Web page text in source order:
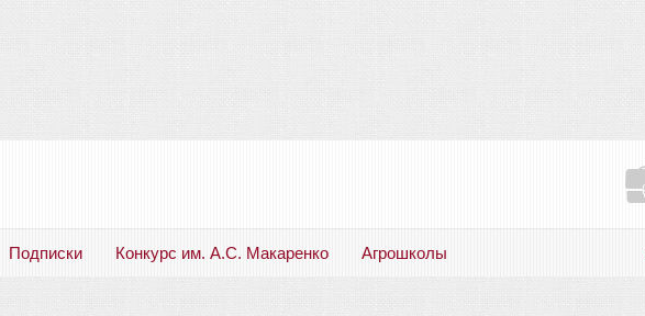
Подписки Конкурс им. А.С. Макаренко Агрошколы